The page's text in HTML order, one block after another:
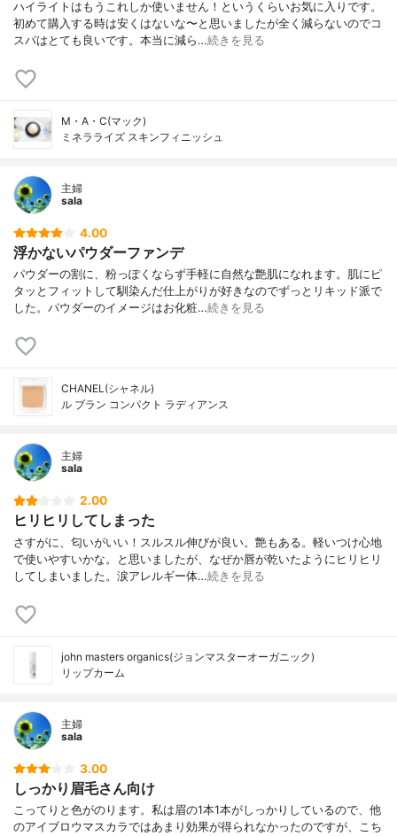
ハイライトはもうこれしか使いません！というくらいお気に入りです。
初めて購入する時は安くはないな〜と思いましたが全く減らないのでコ
スパはとても良いです。本当に減ら…続きを見る
M・A・C(マック)
ミネラライズ スキンフィニッシュ
主婦
sala
4.00
浮かないパウダーファンデ
パウダーの割に、粉っぽくならず手軽に自然な艶肌になれます。肌にピ
タッとフィットして馴染んだ仕上がりが好きなのでずっとリキッド派で
した。パウダーのイメージはお化粧…続きを見る
CHANEL(シャネル)
ル ブラン コンパクト ラディアンス
主婦
sala
2.00
ヒリヒリしてしまった
さすがに、匂いがいい！スルスル伸びが良い。艶もある。軽いつけ心地
で使いやすいかな。と思いましたが、なぜか唇が乾いたようにヒリヒリ
してしまいました。涙アレルギー体…続きを見る
john masters organics(ジョンマスターオーガニック)
リップカーム
主婦
sala
3.00
しっかり眉毛さん向け
こってりと色がのります。私は眉の1本1本がしっかりしているので、他
のアイブロウマスカラではあまり効果が得られなかったのですが、こち